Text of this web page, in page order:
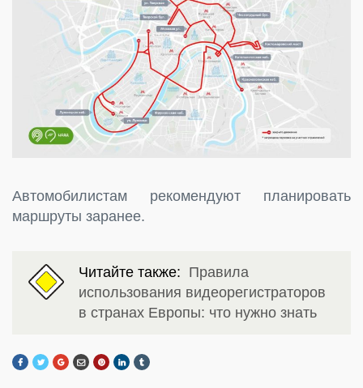
Автомобилистам рекомендуют планировать
маршруты заранее.
Читайте также: Правила
использования видеорегистраторов
в странах Европы: что нужно знать